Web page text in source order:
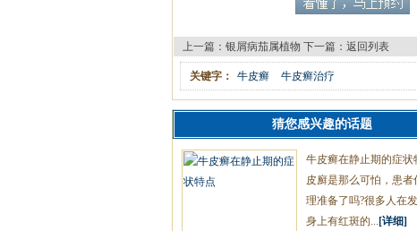
上一篇： 银屑病茄属植物 下一篇： 返回列表
关键字： 牛皮癣 牛皮癣治疗
猜您感兴趣的话题
牛皮癣在静止期的症状
皮廯是那么可怕，患者
理准备了吗?很多人在
身上有红斑的... [详细]